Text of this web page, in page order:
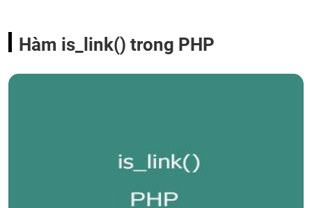
Hàm is_link() trong PHP